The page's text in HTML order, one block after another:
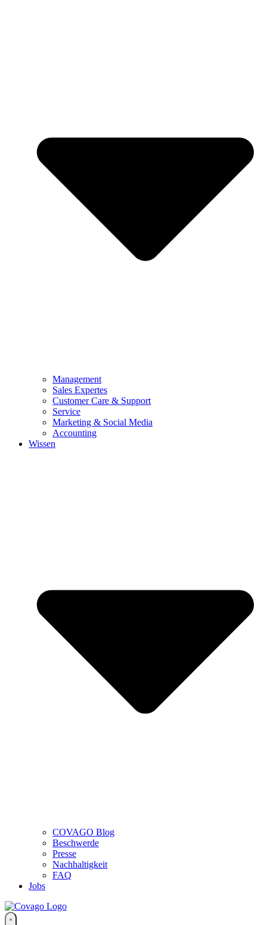
Management
Sales Expertes
Customer Care & Support
Service
Marketing & Social Media
Accounting
Wissen
COVAGO Blog
Beschwerde
Presse
Nachhaltigkeit
FAQ
Jobs